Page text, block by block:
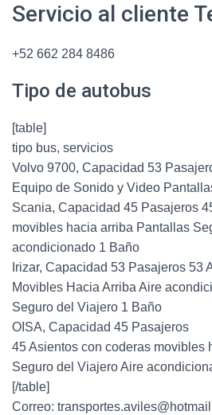
Servicio al cliente
+52 662 284 8486
Tipo de autobus
[table]
tipo bus, servicios
Volvo 9700, Capacidad 53
Equipo de Sonido y Video
Scania, Capacidad 45 Pasajeros
movibles hacia arriba Pantallas
acondicionado 1 Baño
Irizar, Capacidad 53 Pasajeros 53
Movibles Hacia Arriba Aire
Seguro del Viajero 1 Baño
OISA, Capacidad 45 Pasajeros
45 Asientos con coderas movibles
Seguro del Viajero Aire
[/table]
Correo: